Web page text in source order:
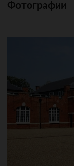
Фотографии